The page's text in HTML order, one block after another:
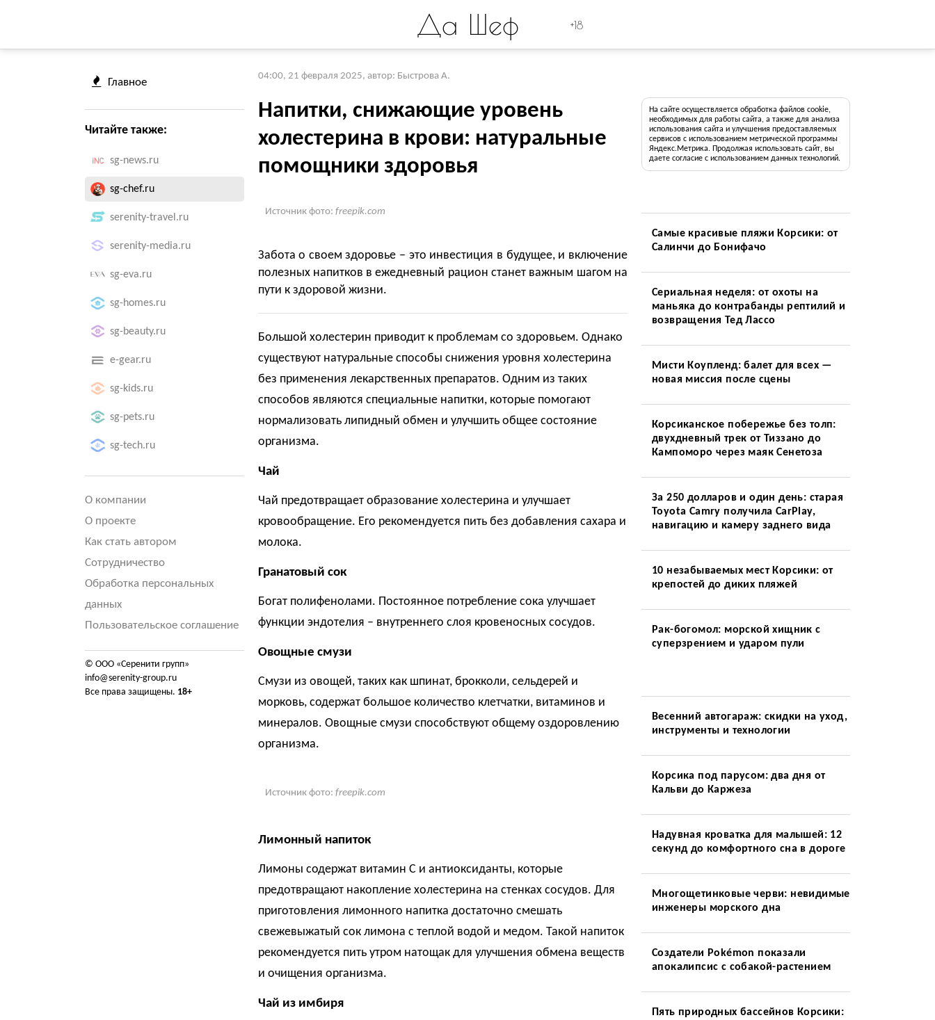
Да Шеф +18
Главное
Читайте также:
sg-news.ru
sg-chef.ru
serenity-travel.ru
serenity-media.ru
sg-eva.ru
sg-homes.ru
sg-beauty.ru
e-gear.ru
sg-kids.ru
sg-pets.ru
sg-tech.ru
О компании
О проекте
Как стать автором
Сотрудничество
Обработка персональных
данных
Пользовательское соглашение
© ООО «Серенити групп»
info@serenity-group.ru
Все права защищены. 18+
04:00, 21 февраля 2025, автор: Быстрова А.
Напитки, снижающие уровень
холестерина в крови: натуральные
помощники здоровья
Источник фото: freepik.com
Забота о своем здоровье – это инвестиция в будущее, и включение
полезных напитков в ежедневный рацион станет важным шагом на
пути к здоровой жизни.
Большой холестерин приводит к проблемам со здоровьем. Однако
существуют натуральные способы снижения уровня холестерина
без применения лекарственных препаратов. Одним из таких
способов являются специальные напитки, которые помогают
нормализовать липидный обмен и улучшить общее состояние
организма.
Чай
Чай предотвращает образование холестерина и улучшает
кровообращение. Его рекомендуется пить без добавления сахара и
молока.
Гранатовый сок
Богат полифенолами. Постоянное потребление сока улучшает
функции эндотелия – внутреннего слоя кровеносных сосудов.
Овощные смузи
Смузи из овощей, таких как шпинат, брокколи, сельдерей и
морковь, содержат большое количество клетчатки, витаминов и
минералов. Овощные смузи способствуют общему оздоровлению
организма.
Источник фото: freepik.com
Лимонный напиток
Лимоны содержат витамин С и антиоксиданты, которые
предотвращают накопление холестерина на стенках сосудов. Для
приготовления лимонного напитка достаточно смешать
свежевыжатый сок лимона с теплой водой и медом. Такой напиток
рекомендуется пить утром натощак для улучшения обмена веществ
и очищения организма.
Чай из имбиря
На сайте осуществляется обработка файлов cookie,
необходимых для работы сайта, а также для анализа
использования сайта и улучшения предоставляемых
сервисов с использованием метрической программы
Яндекс.Метрика. Продолжая использовать сайт, вы
даете согласие с использованием данных технологий.
Самые красивые пляжи Корсики: от
Салинчи до Бонифачо
Сериальная неделя: от охоты на
маньяка до контрабанды рептилий и
возвращения Тед Лассо
Мисти Коупленд: балет для всех —
новая миссия после сцены
Корсиканское побережье без толп:
двухдневный трек от Тиззано до
Кампоморо через маяк Сенетоза
За 250 долларов и один день: старая
Toyota Camry получила CarPlay,
навигацию и камеру заднего вида
10 незабываемых мест Корсики: от
крепостей до диких пляжей
Рак-богомол: морской хищник с
суперзрением и ударом пули
Весенний автогараж: скидки на уход,
инструменты и технологии
Корсика под парусом: два дня от
Кальви до Каржеза
Надувная кроватка для малышей: 12
секунд до комфортного сна в дороге
Многощетинковые черви: невидимые
инженеры морского дна
Создатели Pokémon показали
апокалипсис с собакой-растением
Пять природных бассейнов Корсики: